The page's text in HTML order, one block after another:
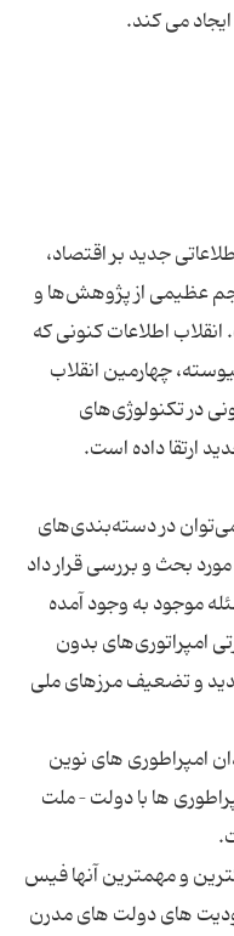
جدید بر اقتصاد،
عظیمی از پژوهش‌ها و
اطلاعات کنونی که
چهارمین انقلاب
در تکنولوژی‌های
می‌توان در دسته‌بندی‌های
بحث و بررسی قرار داد
موجود به وجود آمده
امپراتوری‌های بدون
و تضعیف مرزهای ملی
امپراطوری های نوین
ها با دولت – ملت
و مهمترین آنها فیس
های دولت های مدرن